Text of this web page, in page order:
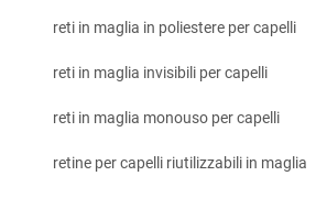
reti in maglia in poliestere per capelli
reti in maglia invisibili per capelli
reti in maglia monouso per capelli
retine per capelli riutilizzabili in maglia